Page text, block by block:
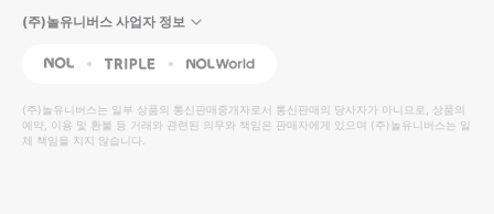
(주)놀유니버스 사업자 정보
NOL Triple Interpark Global
(주)놀유니버스는 일부 상품의 통신판매중개자로서 통신판매의 당사자가 아니므로, 상품의
예약, 이용 및 환불 등 거래와 관련된 의무와 책임은 판매자에게 있으며 (주)놀유니버스는 일
체 책임을 지지 않습니다.